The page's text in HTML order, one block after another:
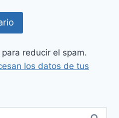
reducir el spam.
los datos de tus